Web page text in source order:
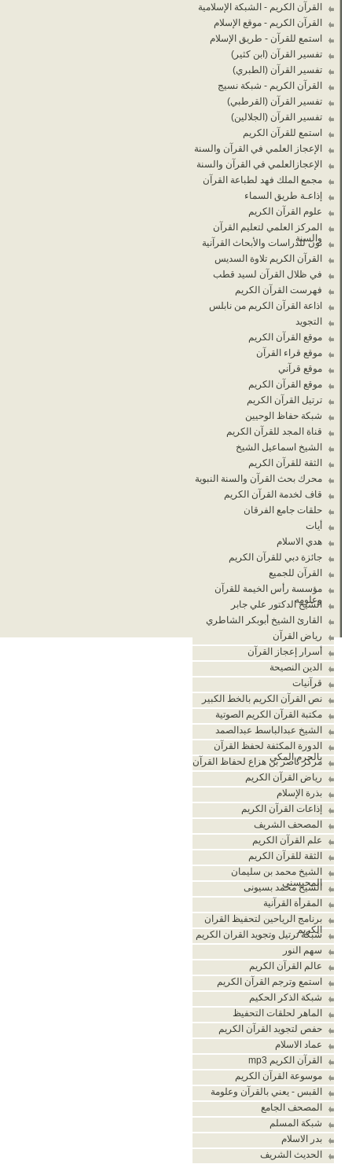
القرآن الكريم - الشبكة الإسلامية
القرآن الكريم - موقع الإسلام
استمع للقرآن - طريق الإسلام
تفسير القرآن (ابن كثير)
تفسير القرآن (الطبري)
القرآن الكريم - شبكة نسيج
تفسير القرآن (القرطبي)
تفسير القرآن (الجلالين)
استمع للقرآن الكريم
الإعجاز العلمي في القرآن والسنة
الإعجازالعلمي في القرآن والسنة
مجمع الملك فهد لطباعة القرآن
إذاعـة طريق السماء
علوم القرآن الكريم
المركز العلمي لتعليم القرآن
والسنة
نون للدراسات والأبحاث القرآنية
القرآن الكريم تلاوة السديس
في ظلال القرآن لسيد قطب
فهرست القرآن الكريم
اذاعة القرآن الكريم من نابلس
التجويد
موقع القرآن الكريم
موقع قراء القرآن
موقع قرآني
موقع القرآن الكريم
ترتيل القرآن الكريم
شبكة حفاظ الوحيين
قناة المجد للقرآن الكريم
الشيخ اسماعيل الشيخ
الثقة للقرآن الكريم
محرك بحث القرآن والسنة النبوية
قاف لخدمة القرآن الكريم
حلقات جامع الفرقان
أيات
هدي الاسلام
جائزة دبي للقرآن الكريم
القرآن للجميع
مؤسسة رأس الخيمة للقرآن
وعلومه
الشيخ الدكتور علي جابر
القارئ الشيخ أبوبكر الشاطري
رياض القرآن
أسرار إعجاز القرآن
الدين النصيحة
قرآنيات
نص القرآن الكريم بالخط الكبير
مكتبة القرآن الكريم الصوتية
الشيخ عبدالباسط عبدالصمد
الدورة المكثفة لحفظ القرآن
بالحرم المكي
مركز ناصر بن هزاع لحفاظ القرآن
رياض القرآن الكريم
بذرة الإسلام
إذاعات القرآن الكريم
المصحف الشريف
علم القرآن الكريم
الثقة للقرآن الكريم
الشيخ محمد بن سليمان
المحيسني
الشيخ محمد بسيونى
المقرأة القرآنية
برنامج الرياحين لتحفيظ القران
الكريم
شبكة ترتيل وتجويد القران الكريم
سهم النور
عالم القرآن الكريم
استمع وترجم القرآن الكريم
شبكة الذكر الحكيم
الماهر لحلقات التحفيظ
حفص لتجويد القرآن الكريم
عماد الاسلام
القرآن الكريم mp3
موسوعة القرآن الكريم
القبس - يعني بالقرآن وعلومة
المصحف الجامع
شبكة المسلم
بدر الاسلام
الحديث الشريف